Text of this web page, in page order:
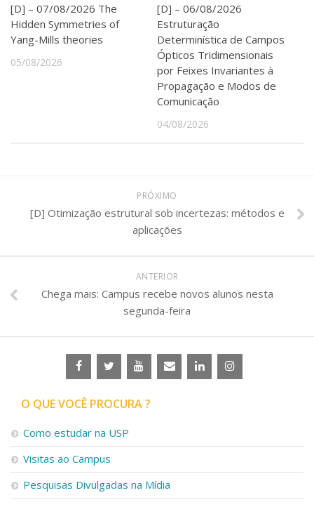
[D] – 07/08/2026 The
Hidden Symmetries of
Yang-Mills theories
05/08/2026
[D] – 06/08/2026
Estruturação
Determinística de Campos
Ópticos Tridimensionais
por Feixes Invariantes à
Propagação e Modos de
Comunicação
04/08/2026
PRÓXIMO
[D] Otimização estrutural sob incertezas: métodos e
aplicações
ANTERIOR
Chega mais: Campus recebe novos alunos nesta
segunda-feira
O QUE VOCÊ PROCURA ?
Como estudar na USP
Visitas ao Campus
Pesquisas Divulgadas na Mídia